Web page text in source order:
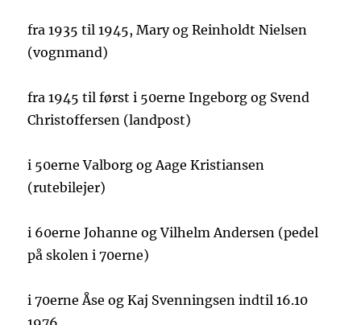
fra 1935 til 1945, Mary og Reinholdt Nielsen
(vognmand)
fra 1945 til først i 50erne Ingeborg og Svend
Christoffersen (landpost)
i 50erne Valborg og Aage Kristiansen
(rutebilejer)
i 60erne Johanne og Vilhelm Andersen (pedel
på skolen i 70erne)
i 70erne Åse og Kaj Svenningsen indtil 16.10